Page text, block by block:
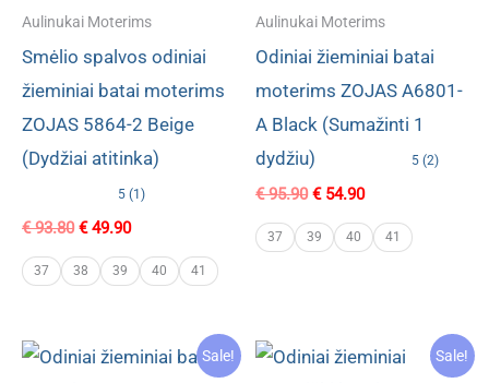
Aulinukai Moterims
Smėlio spalvos odiniai
žieminiai batai moterims
ZOJAS 5864-2 Beige
(Dydžiai atitinka)
5 (1)
€93.80 Original
was:
€ 93.80.
€49.90Current
is:
€ 49.90.
37 38 39 40 41
Aulinukai Moterims
Odiniai žieminiai batai
moterims ZOJAS A6801-
A Black (Sumažinti 1
dydžiu)
5 (2)
€95.90 Original
was:
€ 95.90.
€54.90Current
is:
€ 54.90.
37 39 40 41
Sale! Sale!